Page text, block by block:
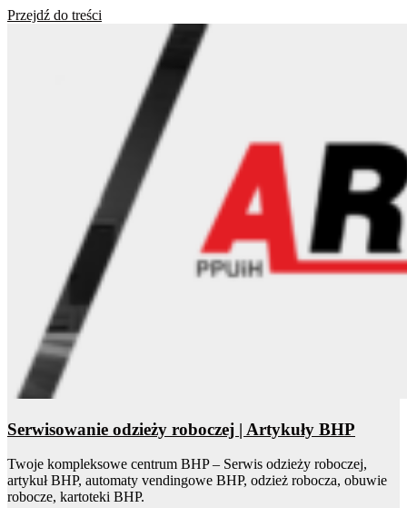
Przejdź do treści
Serwisowanie odzieży roboczej | Artykuły BHP
Twoje kompleksowe centrum BHP – Serwis odzieży roboczej,
artykuł BHP, automaty vendingowe BHP, odzież robocza, obuwie
robocze, kartoteki BHP.